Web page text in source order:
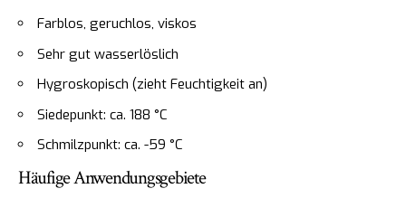
Farblos, geruchlos, viskos
Sehr gut wasserlöslich
Hygroskopisch (zieht Feuchtigkeit an)
Siedepunkt: ca. 188 °C
Schmilzpunkt: ca. -59 °C
Häufige Anwendungsgebiete